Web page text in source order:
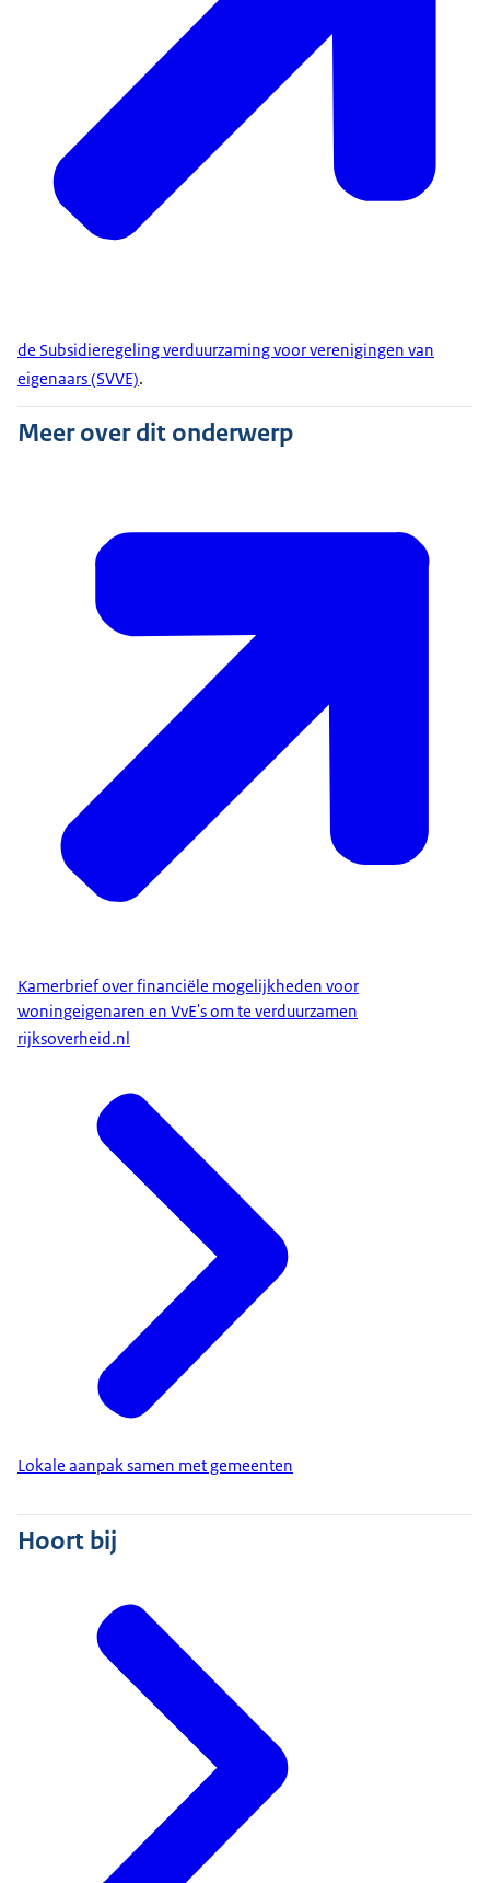
de Subsidieregeling verduurzaming voor verenigingen van
eigenaars (SVVE).
Meer over dit onderwerp
Kamerbrief over financiële mogelijkheden voor
woningeigenaren en VvE's om te verduurzamen
rijksoverheid.nl
Lokale aanpak samen met gemeenten
Hoort bij